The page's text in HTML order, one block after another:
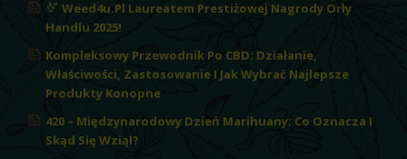
Weed4u.pl Laureatem Prestiżowej Nagrody Orły
Handlu 2025!
Kompleksowy Przewodnik Po CBD: Działanie,
Właściwości, Zastosowanie I Jak Wybrać Najlepsze
Produkty Konopne
420 – Międzynarodowy Dzień Marihuany: Co Oznacza I
Skąd Się Wziął?